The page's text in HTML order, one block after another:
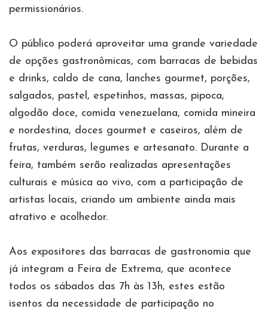
permissionários.
O público poderá aproveitar uma grande variedade
de opções gastronômicas, com barracas de bebidas
e drinks, caldo de cana, lanches gourmet, porções,
salgados, pastel, espetinhos, massas, pipoca,
algodão doce, comida venezuelana, comida mineira
e nordestina, doces gourmet e caseiros, além de
frutas, verduras, legumes e artesanato. Durante a
feira, também serão realizadas apresentações
culturais e música ao vivo, com a participação de
artistas locais, criando um ambiente ainda mais
atrativo e acolhedor.
Aos expositores das barracas de gastronomia que
já integram a Feira de Extrema, que acontece
todos os sábados das 7h às 13h, estes estão
isentos da necessidade de participação no